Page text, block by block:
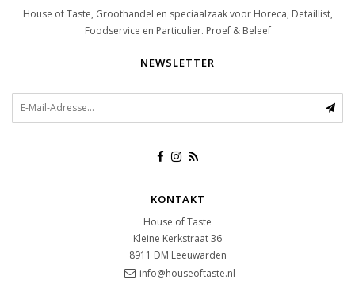
House of Taste, Groothandel en speciaalzaak voor Horeca, Detaillist,
Foodservice en Particulier. Proef & Beleef
NEWSLETTER
KONTAKT
House of Taste
Kleine Kerkstraat 36
8911 DM Leeuwarden
info@houseoftaste.nl